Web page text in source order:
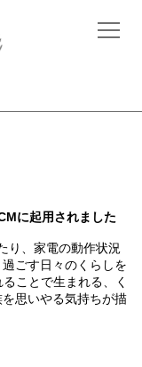
に起用されました
り、家電の動作状況
ごす日々のくらしを
ことで生まれる、く
思いやる気持ちが描